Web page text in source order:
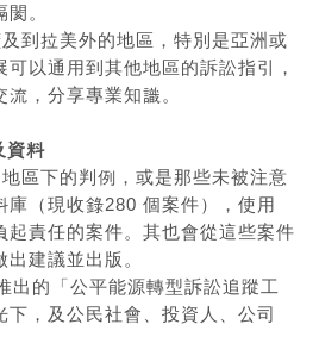
。
到拉美外的地區，特別是亞洲或
以通用到其他地區的訴訟指引，
，分享專業知識。
資料
區下的判例，或是那些未被注意
庫（現收錄280 個案件），使用
起責任的案件。其也會從這些案件
建議並出版。
出的「公平能源轉型訴訟追蹤工
，及公民社會、投資人、公司